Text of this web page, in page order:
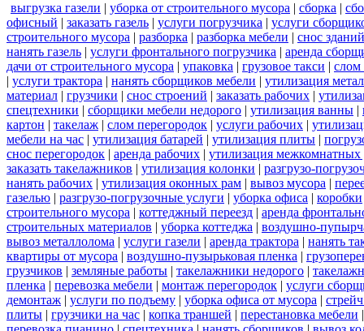
выгрузка газели | уборка от строительного мусора | сборка |
офисный | заказать газель | услуги погрузчика | услуги
строительного мусора | разборка | разборка мебели | снос зданий
нанять газель | услуги фронтального погрузчика | аренда
дачи от строительного мусора | упаковка | грузовое такси | слом
| услуги трактора | нанять сборщиков мебели | утилизация
материал | грузчики | снос строений | заказать рабочих |
спецтехники | сборщики мебели недорого | утилизация ванны |
картон | такелаж | слом перегородок | услуги рабочих |
мебели на час | утилизация батарей | утилизация плиты |
снос перегородок | аренда рабочих | утилизация межкомнатных
заказать такелажников | утилизация колонки | разгрузо-
нанять рабочих | утилизация оконных рам | вывоз мусора |
газелью | разгрузо-погрузочные услуги | уборка офиса | коробки
строительного мусора | коттеджный переезд | аренда
строительных материалов | уборка коттеджа | воздушно-
вывоз металлолома | услуги газели | аренда трактора | нанять
квартиры от мусора | воздушно-пузырьковая пленка |
грузчиков | земляные работы | такелажники недорого |
пленка | перевозка мебели | монтаж перегородок | услуги
демонтаж | услуги по подъему | уборка офиса от мусора |
плиты | грузчики на час | копка траншей | перестановка мебели